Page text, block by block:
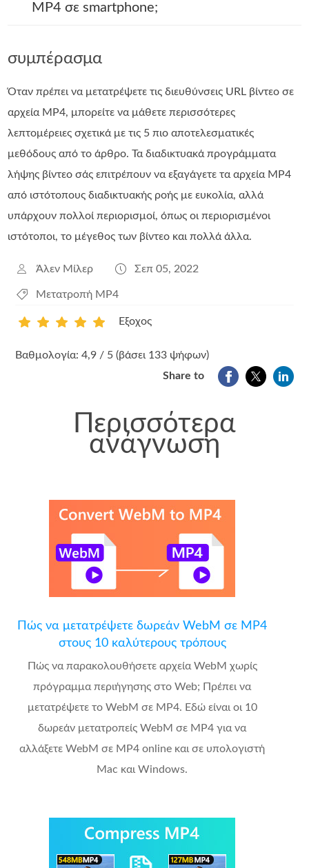
MP4 σε smartphone;
συμπέρασμα
Όταν πρέπει να μετατρέψετε τις διευθύνσεις URL βίντεο σε
αρχεία MP4, μπορείτε να μάθετε περισσότερες
λεπτομέρειες σχετικά με τις 5 πιο αποτελεσματικές
μεθόδους από το άρθρο. Τα διαδικτυακά προγράμματα
λήψης βίντεο σάς επιτρέπουν να εξαγάγετε τα αρχεία MP4
από ιστότοπους διαδικτυακής ροής με ευκολία, αλλά
υπάρχουν πολλοί περιορισμοί, όπως οι περιορισμένοι
ιστότοποι, το μέγεθος των βίντεο και πολλά άλλα.
Άλεν Μίλερ Σεπ 05, 2022
Μετατροπή MP4
Εξοχος
Βαθμολογία: 4,9 / 5 (βάσει 133 ψήφων)
Share to
Περισσότερα
ανάγνωση
Πώς να μετατρέψετε δωρεάν WebM σε MP4
στους 10 καλύτερους τρόπους
Πώς να παρακολουθήσετε αρχεία WebM χωρίς
πρόγραμμα περιήγησης στο Web; Πρέπει να
μετατρέψετε το WebM σε MP4. Εδώ είναι οι 10
δωρεάν μετατροπείς WebM σε MP4 για να
αλλάξετε WebM σε MP4 online και σε υπολογιστή
Mac και Windows.